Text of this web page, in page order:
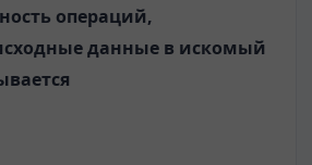
операций,
данные в искомый